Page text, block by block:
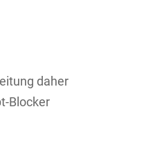
daher
Blocker